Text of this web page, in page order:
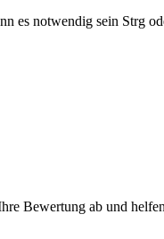
es notwendig sein Strg
Bewertung ab und